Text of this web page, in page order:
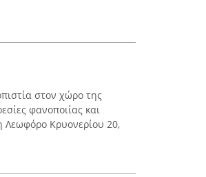
στον χώρο της
φανοποιίας και
Κρυονερίου 20,